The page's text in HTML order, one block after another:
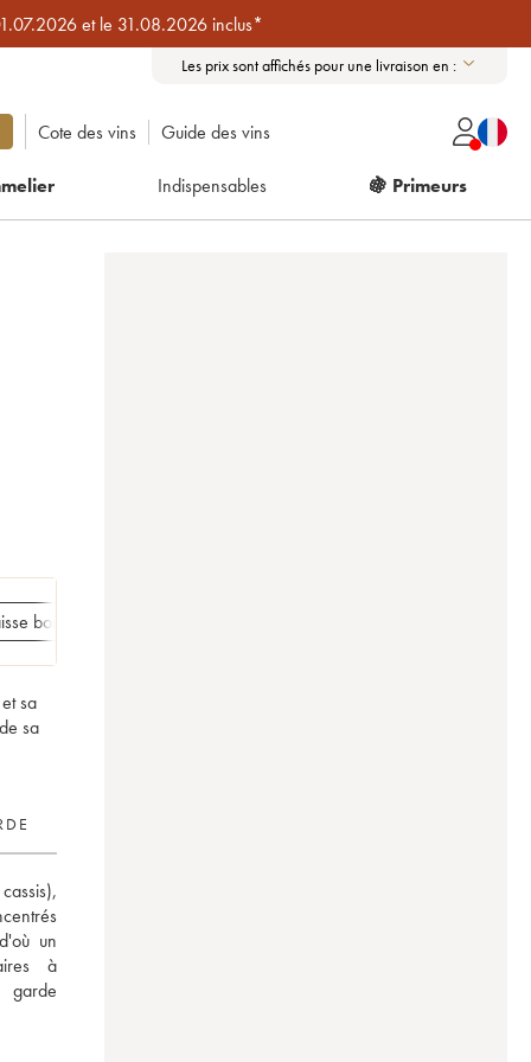
et le 31.08.2026 inclus*
Les prix sont affichés pour une livraison en :
Cote des vins Guide des vins
Indispensables 🍇 Primeurs
bois de 3 magnums
sa
sa
un
à